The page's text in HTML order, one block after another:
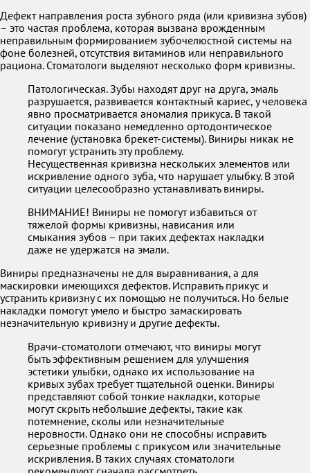
Дефект направления роста зубного ряда (или кривизна зубов)
– это частая проблема, которая вызвана врожденным
неправильным формированием зубочелюстной системы на
фоне болезней, отсутствия витаминов или неправильного
рациона. Стоматологи выделяют несколько форм кривизны.
Патологическая. Зубы находят друг на друга, эмаль
разрушается, развивается контактный кариес, у человека
явно просматривается аномалия прикуса. В такой
ситуации показано немедленно ортодонтическое
лечение (установка брекет-системы). Виниры никак не
помогут устранить эту проблему.
Несущественная кривизна нескольких элементов или
искривление одного зуба, что нарушает улыбку. В этой
ситуации целесообразно устанавливать виниры.
ВНИМАНИЕ! Виниры не помогут избавиться от
тяжелой формы кривизны, нависания или
смыкания зубов – при таких дефектах накладки
даже не удержатся на эмали.
Виниры предназначены не для выравнивания, а для
маскировки имеющихся дефектов. Исправить прикус и
устранить кривизну с их помощью не получиться. Но белые
накладки помогут умело и быстро замаскировать
незначительную кривизну и другие дефекты.
Врачи-стоматологи отмечают, что виниры могут
быть эффективным решением для улучшения
эстетики улыбки, однако их использование на
кривых зубах требует тщательной оценки. Виниры
представляют собой тонкие накладки, которые
могут скрыть небольшие дефекты, такие как
потемнение, сколы или незначительные
неровности. Однако они не способны исправить
серьезные проблемы с прикусом или значительные
искривления. В таких случаях стоматологи